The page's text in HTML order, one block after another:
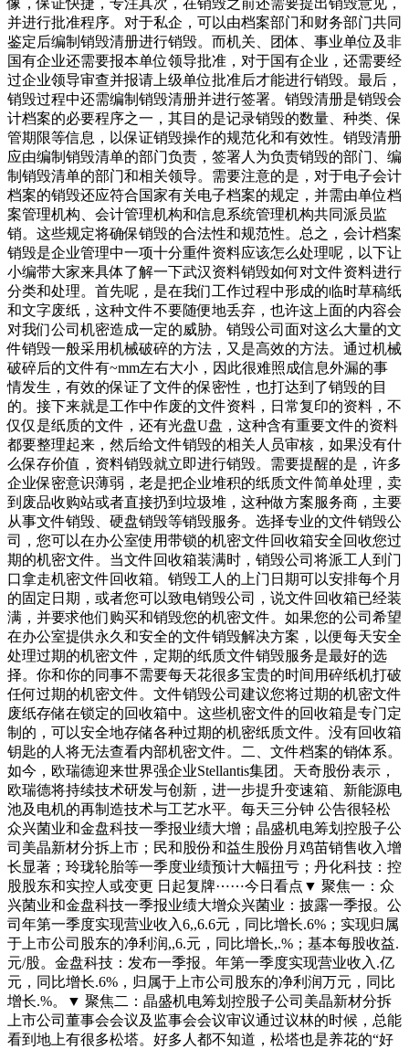
像，保证快捷，专注其次，在销毁之前还需要提出销毁意见，
并进行批准程序。对于私企，可以由档案部门和财务部门共同
鉴定后编制销毁清册进行销毁。而机关、团体、事业单位及非
国有企业还需要报本单位领导批准，对于国有企业，还需要经
过企业领导审查并报请上级单位批准后才能进行销毁。最后，
销毁过程中还需编制销毁清册并进行签署。销毁清册是销毁会
计档案的必要程序之一，其目的是记录销毁的数量、种类、保
管期限等信息，以保证销毁操作的规范化和有效性。销毁清册
应由编制销毁清单的部门负责，签署人为负责销毁的部门、编
制销毁清单的部门和相关领导。需要注意的是，对于电子会计
档案的销毁还应符合国家有关电子档案的规定，并需由单位档
案管理机构、会计管理机构和信息系统管理机构共同派员监
销。这些规定将确保销毁的合法性和规范性。总之，会计档案
销毁是企业管理中一项十分重件资料应该怎么处理呢，以下让
小编带大家来具体了解一下武汉资料销毁如何对文件资料进行
分类和处理。首先呢，是在我们工作过程中形成的临时草稿纸
和文字废纸，这种文件不要随便地丢弃，也许这上面的内容会
对我们公司机密造成一定的威胁。销毁公司面对这么大量的文
件销毁一般采用机械破碎的方法，又是高效的方法。通过机械
破碎后的文件有~mm左右大小，因此很难照成信息外漏的事
情发生，有效的保证了文件的保密性，也打达到了销毁的目
的。接下来就是工作中作废的文件资料，日常复印的资料，不
仅仅是纸质的文件，还有光盘U盘，这种含有重要文件的资料
都要整理起来，然后给文件销毁的相关人员审核，如果没有什
么保存价值，资料销毁就立即进行销毁。需要提醒的是，许多
企业保密意识薄弱，老是把企业堆积的纸质文件简单处理，卖
到废品收购站或者直接扔到垃圾堆，这种做方案服务商，主要
从事文件销毁、硬盘销毁等销毁服务。选择专业的文件销毁公
司，您可以在办公室使用带锁的机密文件回收箱安全回收您过
期的机密文件。当文件回收箱装满时，销毁公司将派工人到门
口拿走机密文件回收箱。销毁工人的上门日期可以安排每个月
的固定日期，或者您可以致电销毁公司，说文件回收箱已经装
满，并要求他们购买和销毁您的机密文件。如果您的公司希望
在办公室提供永久和安全的文件销毁解决方案，以便每天安全
处理过期的机密文件，定期的纸质文件销毁服务是最好的选
择。你和你的同事不需要每天花很多宝贵的时间用碎纸机打破
任何过期的机密文件。文件销毁公司建议您将过期的机密文件
废纸存储在锁定的回收箱中。这些机密文件的回收箱是专门定
制的，可以安全地存储各种过期的机密纸质文件。没有回收箱
钥匙的人将无法查看内部机密文件。二、文件档案的销体系。
如今，欧瑞德迎来世界强企业Stellantis集团。天奇股份表示，
欧瑞德将持续技术研发与创新，进一步提升变速箱、新能源电
池及电机的再制造技术与工艺水平。每天三分钟 公告很轻松
众兴菌业和金盘科技一季报业绩大增；晶盛机电筹划控股子公
司美晶新材分拆上市；民和股份和益生股份月鸡苗销售收入增
长显著；玲珑轮胎等一季度业绩预计大幅扭亏；丹化科技：控
股股东和实控人或变更 日起复牌⋯⋯今日看点▼ 聚焦一：众
兴菌业和金盘科技一季报业绩大增众兴菌业：披露一季报。公
司年第一季度实现营业收入6,,6.6元，同比增长.6%；实现归属
于上市公司股东的净利润,,6.元，同比增长,.%；基本每股收益.
元/股。金盘科技：发布一季报。年第一季度实现营业收入.亿
元，同比增长.6%，归属于上市公司股东的净利润万元，同比
增长.%。▼ 聚焦二：晶盛机电筹划控股子公司美晶新材分拆
上市公司董事会会议及监事会会议审议通过议林的时候，总能
看到地上有很多松塔。好多人都不知道，松塔也是养花的“好